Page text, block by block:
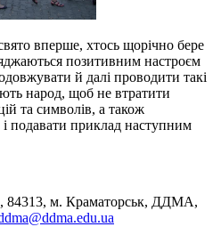
вперше, хтось щорічно бере
позитивним настроєм
й далі проводити такі
народ, щоб не втратити
та символів, а також
подавати приклад наступним
84313, м. Краматорськ, ДДМА,